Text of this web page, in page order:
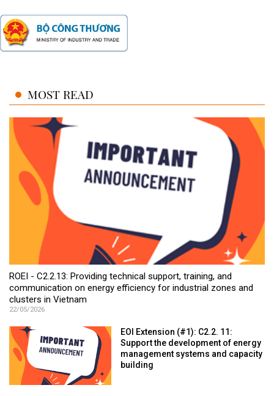
MOST READ
ROEI - C2.2.13: Providing technical support, training, and
communication on energy efficiency for industrial zones and
clusters in Vietnam
22/05/2026
EOI Extension (#1): C2.2. 11:
Support the development of energy
management systems and capacity
building